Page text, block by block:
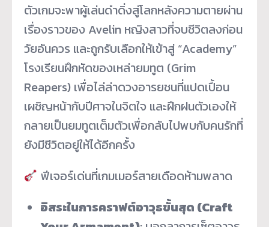
ตัวเกมจะพาผู้เล่นดำดิ่งสู่โลกหลังความตายผ่าน
เรื่องราวของ Avelin หญิงสาวที่จบชีวิตลงก่อน
วัยอันควร และถูกรับเลือกให้เข้าสู่ “Academy”
โรงเรียนฝึกหัดของเหล่ายมทูต (Grim
Reapers) เพื่อไล่ล่าดวงอารยชนที่แปดเปื้อน
เผชิญหน้ากับปีศาจในจิตใจ และฝึกฝนตัวเองให้
กลายเป็นยมทูตเต็มตัวเพื่อกลับไปพบกับคนรักที่
ยังมีชีวิตอยู่ให้ได้อีกครั้ง
ฟีเจอร์เด่นที่เกมเมอร์สายเดือดห้ามพลาด
อิสระในการคราฟต์อาวุธขั้นสุด (Craft